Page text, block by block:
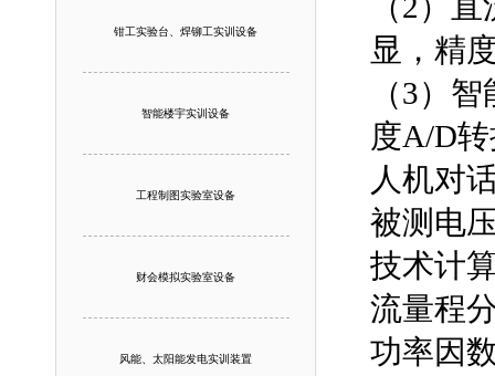
钳工实验台、焊铆工实训设备
智能楼宇实训设备
工程制图实验室设备
财会模拟实验室设备
风能、太阳能发电实训装置
显，精
（3）
度A/D
人机对
被测电
技术计
流量程
功率因